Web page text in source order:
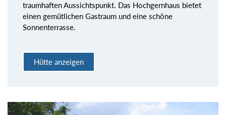
traumhaften Aussichtspunkt. Das Hochgernhaus bietet
einen gemütlichen Gastraum und eine schöne
Sonnenterrasse.
Hütte anzeigen